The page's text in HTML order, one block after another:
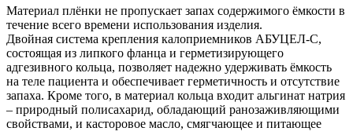
Материал плёнки не пропускает запах содержимого ёмкости в
течение всего времени использования изделия.
Двойная система крепления калоприемников АБУЦЕЛ-С,
состоящая из липкого фланца и герметизирующего
адгезивного кольца, позволяет надежно удерживать ёмкость
на теле пациента и обеспечивает герметичность и отсутствие
запаха. Кроме того, в материал кольца входит альгинат натрия
– природный полисахарид, обладающий ранозаживляющими
свойствами, и касторовое масло, смягчающее и питающее